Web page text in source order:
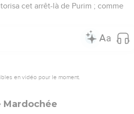
cet arrêt-là de Purim ; comme
en vidéo pour le moment.
Mardochée